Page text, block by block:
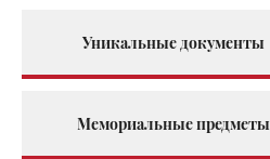
Уникальные документы
Мемориальные предметы